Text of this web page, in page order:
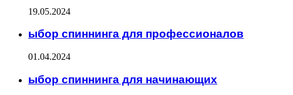
19.05.2024
ыбор спиннинга для профессионалов
01.04.2024
ыбор спиннинга для начинающих